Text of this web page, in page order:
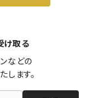
け取る
などの
ます。